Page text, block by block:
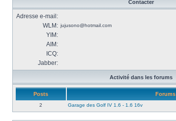
Contacter
Adresse e-mail:
WLM: jujusono@hotmail.com
YIM:
AIM:
ICQ:
Jabber:
Activité dans les forums
Posts Forums
2 Garage des Golf IV 1.6 - 1.6 16v